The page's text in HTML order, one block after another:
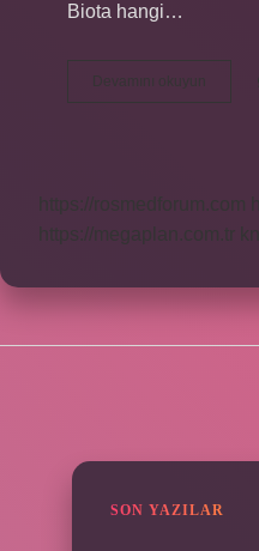
Biota hangi…
Devamını okuyun
Hangi
https://rosmedforum.com
https://megaplan.com.tr
SON YAZILAR